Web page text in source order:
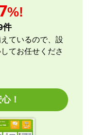
ーラー 【注文
】
）でしたが、連絡
%!
件
ているので、設
てお任せくださ
！